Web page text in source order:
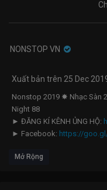
NONSTOP VN
Xuất bản trên 25 Dec
Nonstop 2019 ✸ Nhạc Sàn
Night 88
► ĐĂNG KÍ KÊNH ỦNG HỘ:
► Facebook: https://
► LINK DOWNLOAD MP3 &
GHIM !
Mở Rộng